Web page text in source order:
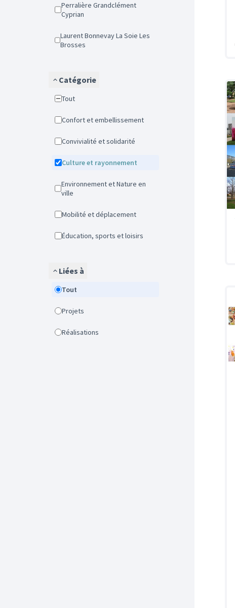
Perralière Grandclément
Cyprian
Laurent Bonnevay La Soie Les
Brosses
Catégorie
Tout
Confort et embellissement
Convivialité et solidarité
Culture et rayonnement
Environnement et Nature en
ville
Mobilité et déplacement
Éducation, sports et loisirs
Liées à
Tout
Projets
Réalisations